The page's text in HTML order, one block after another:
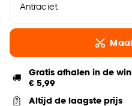
Antraciet
Gratis afhalen in de
€ 5,99
Altijd de laagste prijs